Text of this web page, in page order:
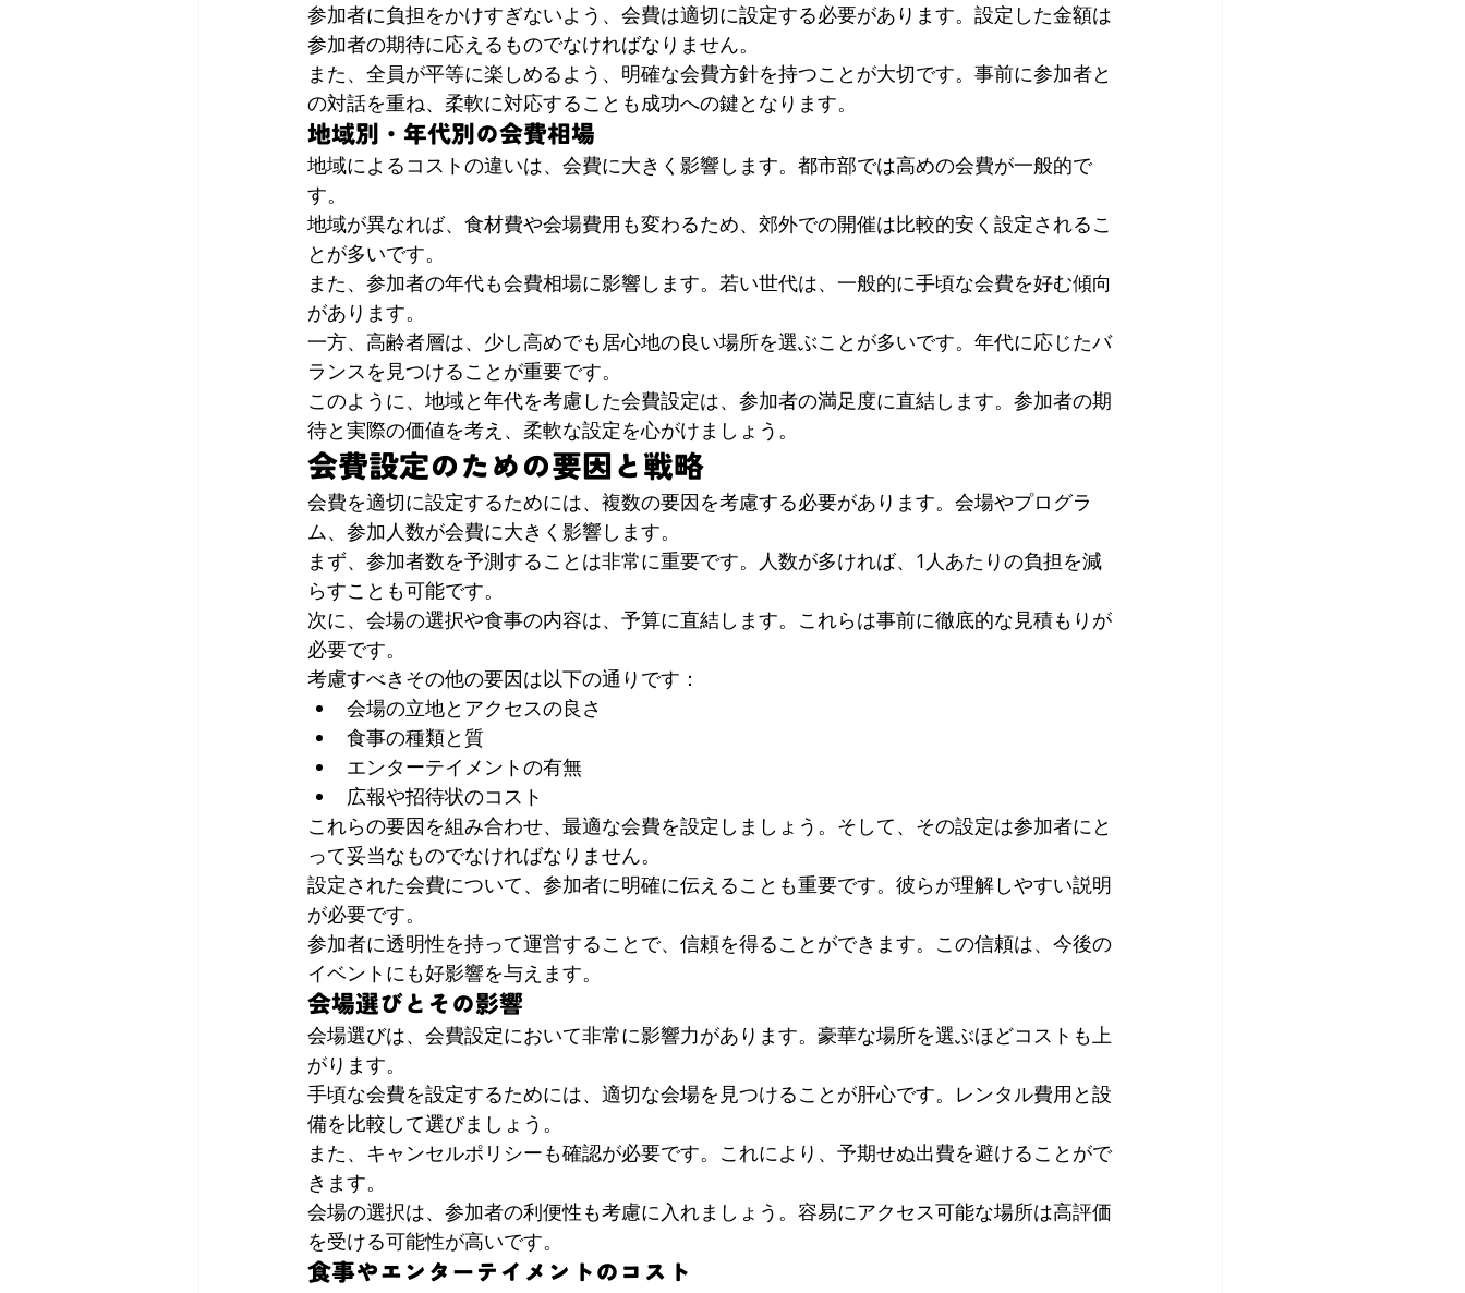
参加者に負担をかけすぎないよう、会費は適切に設定する必要があります。設定した金額は
参加者の期待に応えるものでなければなりません。
また、全員が平等に楽しめるよう、明確な会費方針を持つことが大切です。事前に参加者と
の対話を重ね、柔軟に対応することも成功への鍵となります。
地域別・年代別の会費相場
地域によるコストの違いは、会費に大きく影響します。都市部では高めの会費が一般的で
す。
地域が異なれば、食材費や会場費用も変わるため、郊外での開催は比較的安く設定されるこ
とが多いです。
また、参加者の年代も会費相場に影響します。若い世代は、一般的に手頃な会費を好む傾向
があります。
一方、高齢者層は、少し高めでも居心地の良い場所を選ぶことが多いです。年代に応じたバ
ランスを見つけることが重要です。
このように、地域と年代を考慮した会費設定は、参加者の満足度に直結します。参加者の期
待と実際の価値を考え、柔軟な設定を心がけましょう。
会費設定のための要因と戦略
会費を適切に設定するためには、複数の要因を考慮する必要があります。会場やプログラ
ム、参加人数が会費に大きく影響します。
まず、参加者数を予測することは非常に重要です。人数が多ければ、1人あたりの負担を減
らすことも可能です。
次に、会場の選択や食事の内容は、予算に直結します。これらは事前に徹底的な見積もりが
必要です。
考慮すべきその他の要因は以下の通りです：
会場の立地とアクセスの良さ
食事の種類と質
エンターテイメントの有無
広報や招待状のコスト
これらの要因を組み合わせ、最適な会費を設定しましょう。そして、その設定は参加者にと
って妥当なものでなければなりません。
設定された会費について、参加者に明確に伝えることも重要です。彼らが理解しやすい説明
が必要です。
参加者に透明性を持って運営することで、信頼を得ることができます。この信頼は、今後の
イベントにも好影響を与えます。
会場選びとその影響
会場選びは、会費設定において非常に影響力があります。豪華な場所を選ぶほどコストも上
がります。
手頃な会費を設定するためには、適切な会場を見つけることが肝心です。レンタル費用と設
備を比較して選びましょう。
また、キャンセルポリシーも確認が必要です。これにより、予期せぬ出費を避けることがで
きます。
会場の選択は、参加者の利便性も考慮に入れましょう。容易にアクセス可能な場所は高評価
を受ける可能性が高いです。
食事やエンターテイメントのコスト